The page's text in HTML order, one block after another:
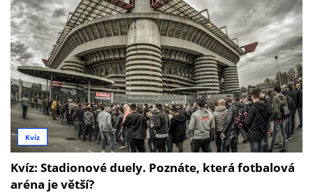
Kvíz
Kvíz: Stadionové duely. Poznáte, která fotbalová
aréna je větší?